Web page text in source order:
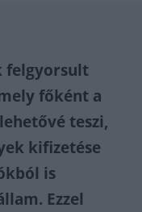
felgyorsult
főként a
teszi,
kifizetése
is
Ezzel